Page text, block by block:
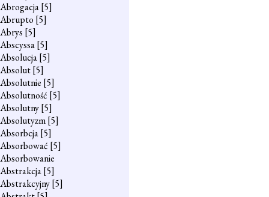
Abrogacja[5]
Abrupto [5]
Abrys [5]
Abscyssa[5]
Absolucja[5]
Absolut[5]
Absolutnie [5]
Absolutność [5]
Absolutny[5]
Absolutyzm[5]
Absorbcja[5]
Absorbować [5]
Absorbowanie
Abstrakcja[5]
Abstrakcyjny[5]